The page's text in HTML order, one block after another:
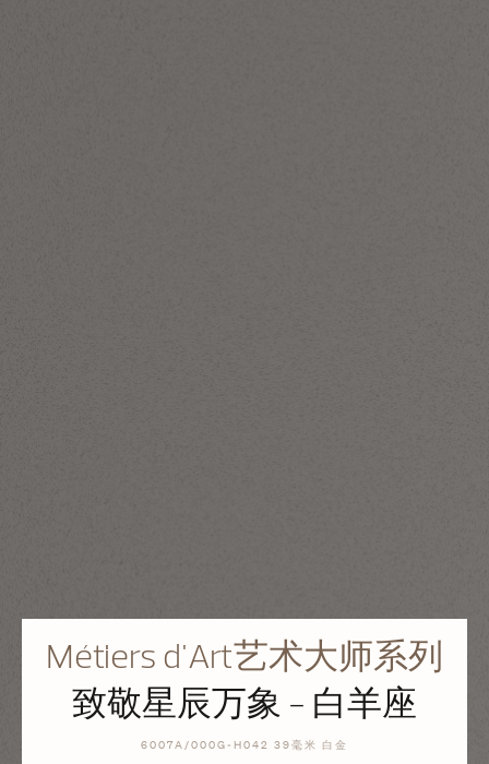
Métiers d'Art艺术大师系列
致敬星辰万象 - 白羊座
6007A/000G-H042 39毫米 白金